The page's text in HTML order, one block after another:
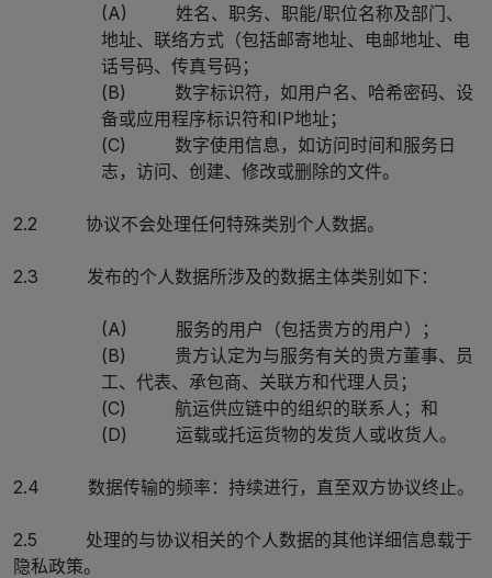
(A) 姓名、职务、职能/职位名称及部门、
地址、联络方式（包括邮寄地址、电邮地址、电
话号码、传真号码；
(B) 数字标识符，如用户名、哈希密码、设
备或应用程序标识符和IP地址；
(C) 数字使用信息，如访问时间和服务日
志，访问、创建、修改或删除的文件。
2.2 协议不会处理任何特殊类别个人数据。
2.3 发布的个人数据所涉及的数据主体类别如下：
(A) 服务的用户（包括贵方的用户）；
(B) 贵方认定为与服务有关的贵方董事、员
工、代表、承包商、关联方和代理人员；
(C) 航运供应链中的组织的联系人；和
(D) 运载或托运货物的发货人或收货人。
2.4 数据传输的频率：持续进行，直至双方协议终止。
2.5 处理的与协议相关的个人数据的其他详细信息载于
隐私政策。